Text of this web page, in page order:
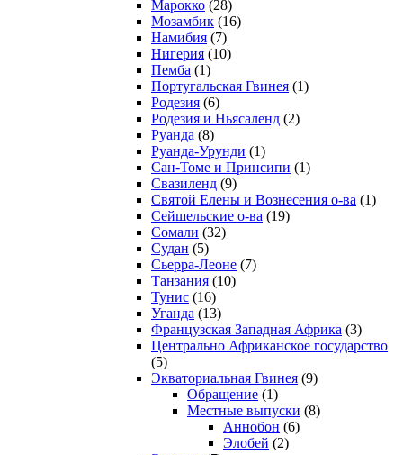
Марокко (28)
Мозамбик (16)
Намибия (7)
Нигерия (10)
Пемба (1)
Португальская Гвинея (1)
Родезия (6)
Родезия и Ньясаленд (2)
Руанда (8)
Руанда-Урунди (1)
Сан-Томе и Принсипи (1)
Свазиленд (9)
Святой Елены и Вознесения о-ва (1)
Сейшельские о-ва (19)
Сомали (32)
Судан (5)
Сьерра-Леоне (7)
Танзания (10)
Тунис (16)
Уганда (13)
Французская Западная Африка (3)
Центрально Африканское государство
(5)
Экваториальная Гвинея (9)
Обращение (1)
Местные выпуски (8)
Аннобон (6)
Элобей (2)